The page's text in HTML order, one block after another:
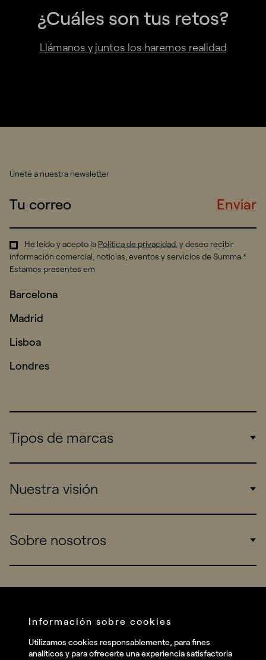
¿Cuáles son tus retos?
Llámanos y juntos los haremos realidad
Únete a nuestra newsletter
Enviar
He leído y acepto la Política de privacidad. y deseo recibir
información comercial, noticias, eventos y servicios de Summa.*
Estamos presentes em
Barcelona
Madrid
Lisboa
Londres
Tipos de marcas
Consumers
Startups
Nuestra visión
Work
Sobre nosotros
Talent
Contact
Información sobre cookies
Utilizamos cookies responsablemente, para fines
analíticos y para ofrecerte una experiencia satisfactoria